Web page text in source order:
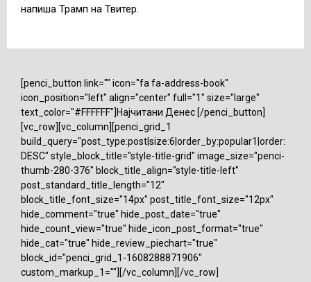
напиша Трамп на Твитер.
[penci_button link="" icon="fa fa-address-book"
icon_position="left" align="center" full="1" size="large"
text_color="#FFFFFF"]Најчитани Денес [/penci_button]
[vc_row][vc_column][penci_grid_1
build_query="post_type:post|size:6|order_by:popular1|order:
DESC" style_block_title="style-title-grid" image_size="penci-
thumb-280-376" block_title_align="style-title-left"
post_standard_title_length="12"
block_title_font_size="14px" post_title_font_size="12px"
hide_comment="true" hide_post_date="true"
hide_count_view="true" hide_icon_post_format="true"
hide_cat="true" hide_review_piechart="true"
block_id="penci_grid_1-1608288871906"
custom_markup_1=""][/vc_column][/vc_row]